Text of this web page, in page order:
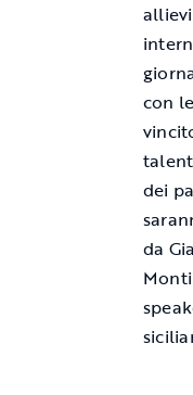
con
dei
da